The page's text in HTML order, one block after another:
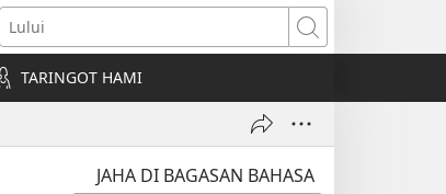
Lului
TARINGOT HAMI
JAHA DI BAGASAN BAHASA